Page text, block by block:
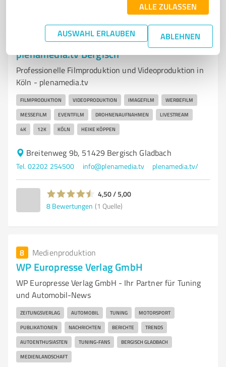
ALLE ZULASSEN
AUSWAHL ERLAUBEN ABLEHNEN
Medienproduktion
plenamedia.tv Bergisch
Professionelle Filmproduktion und Videoproduktion in
Köln - plenamedia.tv
FILMPRODUKTION VIDEOPRODUKTION IMAGEFILM WERBEFILM
MESSEFILM EVENTFILM DROHNENAUFNAHMEN LIVESTREAM
4K 12K KÖLN HEIKE KÖPPEN
Breitenweg 9b, 51429 Bergisch Gladbach
Tel. 02202 254500 info@plenamedia.tv plenamedia.tv/
4,50 / 5,00
8 Bewertungen (1 Quelle)
8 Medienproduktion
WP Europresse Verlag GmbH
WP Europresse Verlag GmbH - Ihr Partner für Tuning
und Automobil-News
ZEITUNGSVERLAG AUTOMOBIL TUNING MOTORSPORT
PUBLIKATIONEN NACHRICHTEN BERICHTE TRENDS
AUTOENTHUSIASTEN TUNING-FANS BERGISCH GLADBACH
MEDIENLANDSCHAFT